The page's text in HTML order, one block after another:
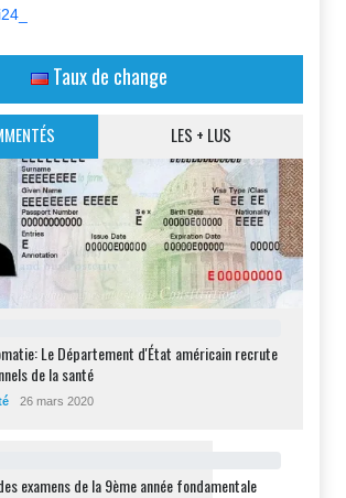
Taux de change
LES + LUS
Le Département d'État américain recrute
de la santé
26 mars 2020
examens de la 9ème année fondamentale